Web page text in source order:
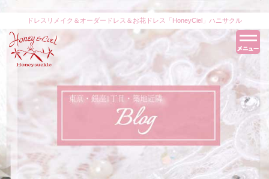
ドレスリメイク＆オーダードレス＆お花ドレス「HoneyCiel」ハニサクル